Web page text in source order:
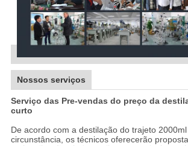
Nossos serviços
Serviço das Pre-vendas do preço da
curto
De acordo com a destilação do trajeto
circunstância, os técnicos oferecerão